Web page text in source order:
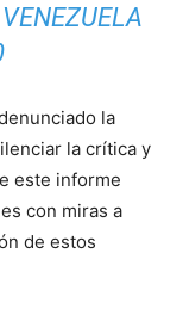
la
la crítica y
este informe
con miras a
de estos